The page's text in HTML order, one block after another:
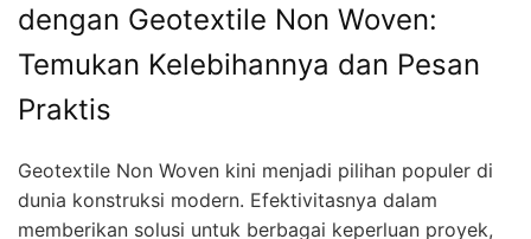
dengan Geotextile Non Woven:
Temukan Kelebihannya dan Pesan
Praktis
Geotextile Non Woven kini menjadi pilihan populer di
dunia konstruksi modern. Efektivitasnya dalam
memberikan solusi untuk berbagai keperluan proyek,